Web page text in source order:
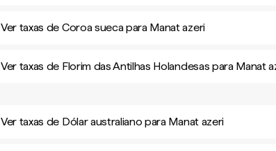
Ver taxas de Coroa sueca para Manat azeri
Ver taxas de Florim das Antilhas Holandesas para Manat
Ver taxas de Dólar australiano para Manat azeri